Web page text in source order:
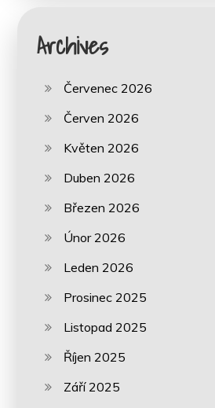
Archives
Červenec 2026
Červen 2026
Květen 2026
Duben 2026
Březen 2026
Únor 2026
Leden 2026
Prosinec 2025
Listopad 2025
Říjen 2025
Září 2025